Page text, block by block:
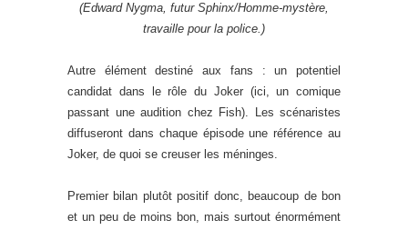
(Edward Nygma, futur Sphinx/Homme-mystère,
travaille pour la police.)
Autre élément destiné aux fans : un potentiel
candidat dans le rôle du Joker (ici, un comique
passant une audition chez Fish). Les scénaristes
diffuseront dans chaque épisode une référence au
Joker, de quoi se creuser les méninges.
Premier bilan plutôt positif donc, beaucoup de bon
et un peu de moins bon, mais surtout énormément